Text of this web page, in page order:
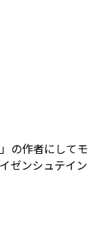
の作者にしてモ
ゼンシュテイン